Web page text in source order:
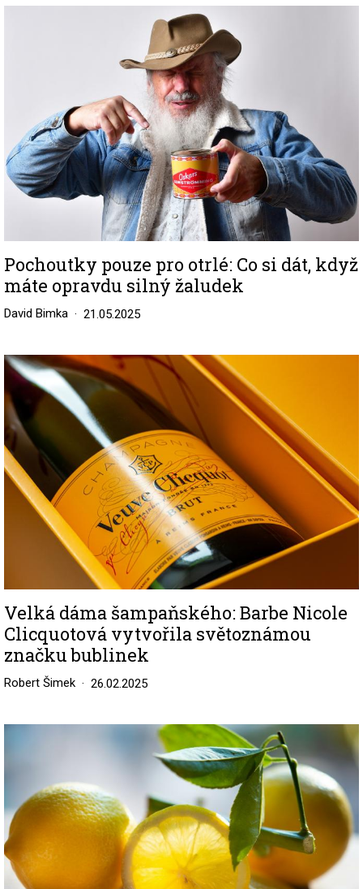
Pochoutky pouze pro otrlé: Co si dát, když
máte opravdu silný žaludek
David Bimka 21.05.2025
Image
Velká dáma šampaňského: Barbe Nicole
Clicquotová vytvořila světoznámou
značku bublinek
Robert Šimek 26.02.2025